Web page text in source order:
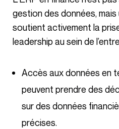
gestion des données,
soutient activement la
leadership au sein de
Accès aux données en
peuvent prendre des
sur des données
précises.